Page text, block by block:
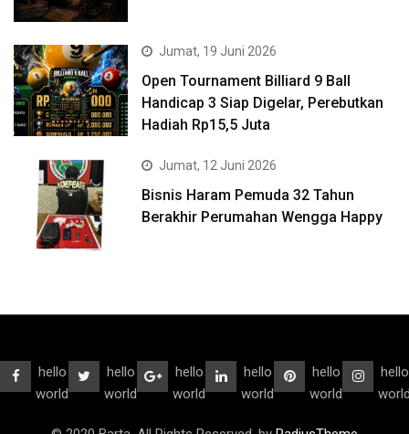
Jumat, 19 Juni 2026
Open Tournament Billiard 9 Ball
Handicap 3 Siap Digelar, Perebutkan
Hadiah Rp15,5 Juta
Jumat, 12 Juni 2026
Bisnis Haram Pemuda 32 Tahun
Berakhir Perumahan Wengga Happy
hello
world
hello
world
hello
world
hello
world
hello
world
hello